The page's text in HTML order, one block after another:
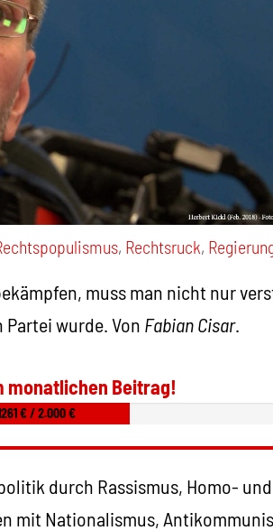
, Rechtsruck,
muss man nicht nur
wurde. Von Fabian Cisar.
monatlichen Beitrag!
€ / 2.000 €
durch Rassismus, Homo-
mit Nationalismus,